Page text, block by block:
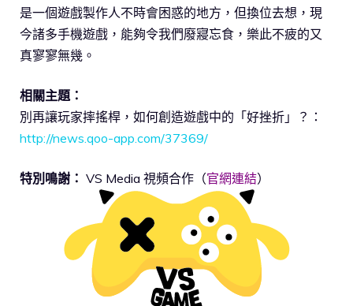
是一個遊戲製作人不時會困惑的地方，但換位去想，現
今諸多手機遊戲，能夠令我們廢寢忘食，樂此不疲的又
真寥寥無幾。
相關主題：
別再讓玩家摔搖桿，如何創造遊戲中的「好挫折」？：
http://news.qoo-app.com/37369/
特別鳴謝： VS Media 視頻合作（官網連結）